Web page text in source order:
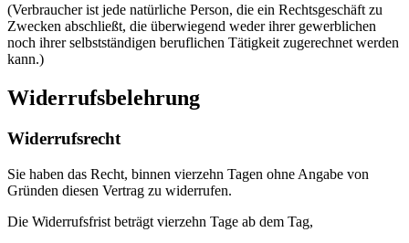
(Verbraucher ist jede natürliche Person, die ein Rechtsgeschäft zu
Zwecken abschließt, die überwiegend weder ihrer gewerblichen
noch ihrer selbstständigen beruflichen Tätigkeit zugerechnet werden
kann.)
Widerrufsbelehrung
Widerrufsrecht
Sie haben das Recht, binnen vierzehn Tagen ohne Angabe von
Gründen diesen Vertrag zu widerrufen.
Die Widerrufsfrist beträgt vierzehn Tage ab dem Tag,